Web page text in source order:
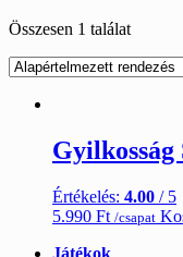
Összesen 1 találat
Gyilkosság
Értékelés: 4.00 / 5
5.990 Ft /csapat
Játékok